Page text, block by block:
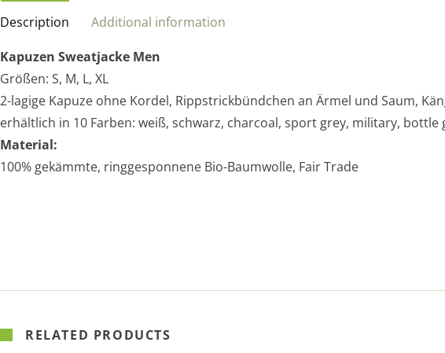
Description
Additional information
Kapuzen Sweatjacke Men
Größen: S, M, L, XL
2-lagige Kapuze ohne Kordel, Rippstrickbündchen an Ärmel und Saum,
erhältlich in 10 Farben: weiß, schwarz, charcoal, sport grey, military,
Material:
100% gekämmte, ringgesponnene Bio-Baumwolle, Fair Trade
RELATED PRODUCTS